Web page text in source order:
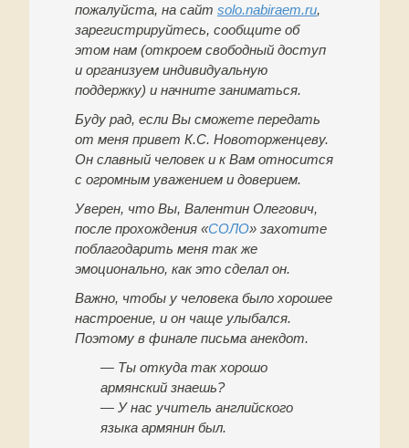
пожалуйста, на сайт solo.nabiraem.ru,
зарегистрируйтесь, сообщите об
этом нам (откроем свободный доступ
и организуем индивидуальную
поддержку) и начните заниматься.
Буду рад, если Вы сможете передать
от меня привет К.С. Новоторженцеву.
Он славный человек и к Вам относится
с огромным уважением и доверием.
Уверен, что Вы, Валентин Олегович,
после прохождения «СОЛО» захотите
поблагодарить меня так же
эмоционально, как это сделал он.
Важно, чтобы у человека было хорошее
настроение, и он чаще улыбался.
Поэтому в финале письма анекдот.
— Ты откуда так хорошо
армянский знаешь?
— У нас учитель английского
языка армянин был.